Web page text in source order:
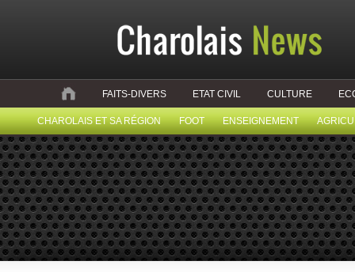
FAITS-DIVERS ETAT CIVIL CULTURE
CHAROLAIS ET SA RÉGION FOOT ENSEIGNEMENT